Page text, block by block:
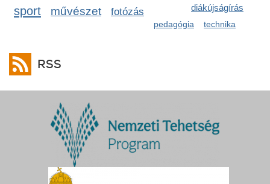
diákújságírás
sport művészet fotózás
pedagógia technika
RSS